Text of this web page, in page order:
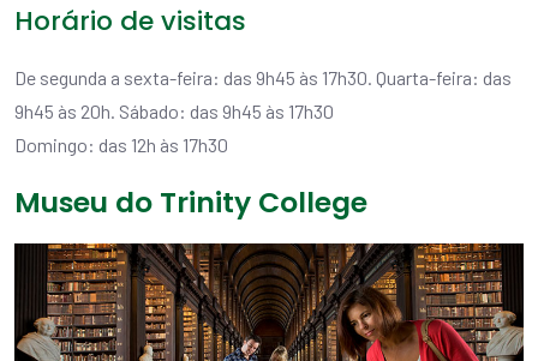
Horário de visitas
De segunda a sexta-feira: das 9h45 às 17h30. Quarta-feira: das
9h45 às 20h. Sábado: das 9h45 às 17h30
Domingo: das 12h às 17h30
Museu do Trinity College